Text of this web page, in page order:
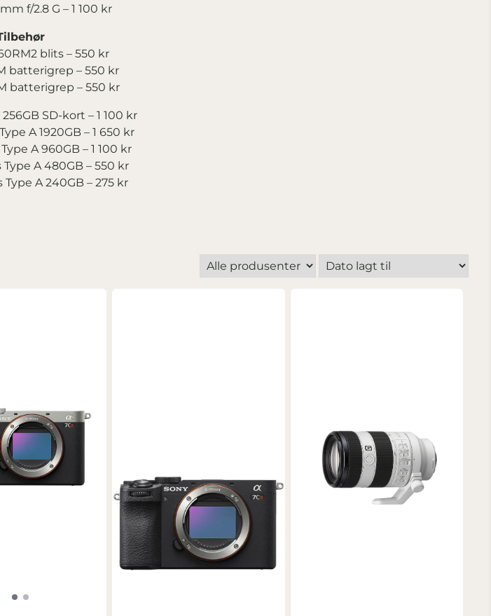
f/2.8 G – 1 100 kr
blits – 550 kr
batterigrep – 550 kr
batterigrep – 550 kr
SD-kort – 1 100 kr
A 1920GB – 1 650 kr
A 960GB – 1 100 kr
A 480GB – 550 kr
Type A 240GB – 275 kr